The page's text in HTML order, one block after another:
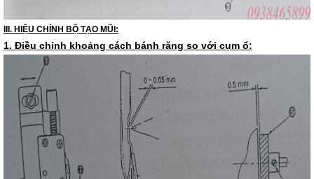
III. HIỆU CHỈNH BỘ TẠO MŨI:
1. Điều chỉnh khoảng cách bánh răng so với cụm ổ: